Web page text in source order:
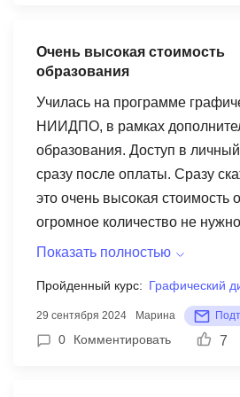
упражнениями. Быстрое
развернутый ответ от
когда готовился к итоговому
не просто улучшил
но и помог мне как
эффективным. Рекомендую
людьми!
Очень высокая стоимость
образования
Училась на программе
НИИДПО, в рамках
образования. Доступ в
сразу после оплаты. Сразу
это очень высокая стоимость
огромное количество не
как по моему мнению.
мало для повышения
очень много. Один из плюсов
тестирование и получение
Показать полностью
Пройденный курс: Графический
29 сентября 2024 Марина
0 Комментировать 7